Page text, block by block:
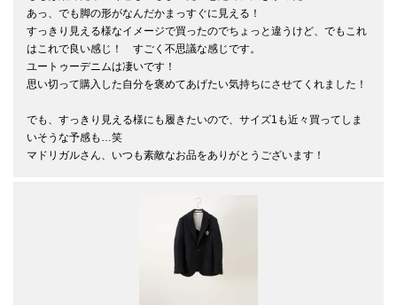
あっ、でも脚の形がなんだかまっすぐに見える！
すっきり見える様なイメージで買ったのでちょっと違うけど、でもこれ
はこれで良い感じ！　すごく不思議な感じです。
ユートゥーデニムは凄いです！
思い切って購入した自分を褒めてあげたい気持ちにさせてくれました！
でも、すっきり見える様にも履きたいので、サイズ1も近々買ってしま
いそうな予感も…笑
マドリガルさん、いつも素敵なお品をありがとうございます！